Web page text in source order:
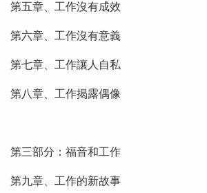
第五章、工作沒有成效
第六章、工作沒有意義
第七章、工作讓人自私
第八章、工作揭露偶像
第三部分：福音和工作
第九章、工作的新故事